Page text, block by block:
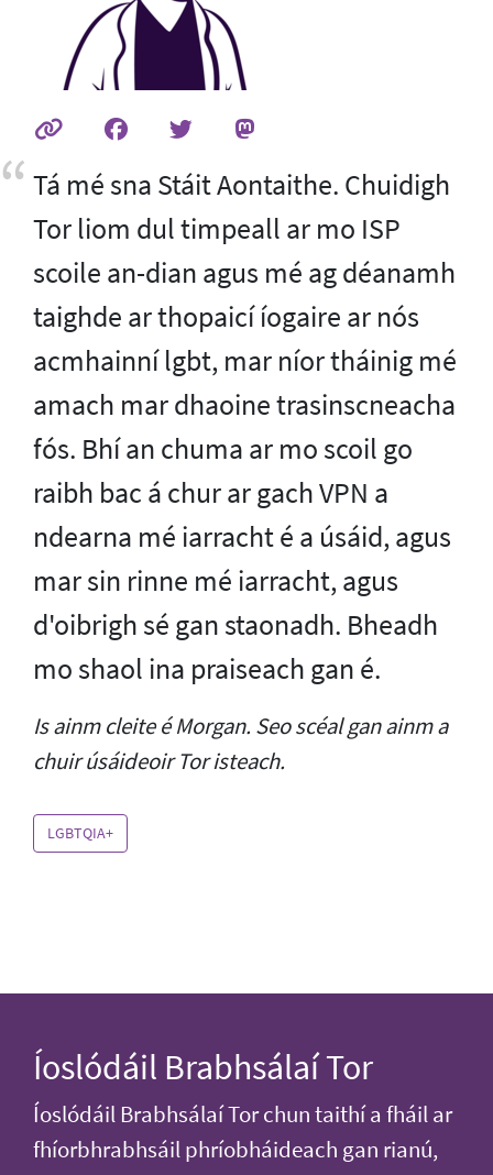
Tá mé sna Stáit Aontaithe. Chuidigh
Tor liom dul timpeall ar mo ISP
scoile an-dian agus mé ag déanamh
taighde ar thopaicí íogaire ar nós
acmhainní lgbt, mar níor tháinig mé
amach mar dhaoine trasinscneacha
fós. Bhí an chuma ar mo scoil go
raibh bac á chur ar gach VPN a
ndearna mé iarracht é a úsáid, agus
mar sin rinne mé iarracht, agus
d'oibrigh sé gan staonadh. Bheadh
mo shaol ina praiseach gan é.
Is ainm cleite é Morgan. Seo scéal gan ainm a
chuir úsáideoir Tor isteach.
LGBTQIA+
Íoslódáil Brabhsálaí Tor
Íoslódáil Brabhsálaí Tor chun taithí a fháil ar
fhíorbhrabhsáil phríobháideach gan rianú,